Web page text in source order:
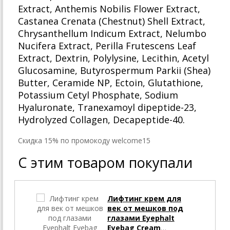
Extract, Anthemis Nobilis Flower Extract,
Castanea Crenata (Chestnut) Shell Extract,
Chrysanthellum Indicum Extract, Nelumbo
Nucifera Extract, Perilla Frutescens Leaf
Extract, Dextrin, Polylysine, Lecithin, Acetyl
Glucosamine, Butyrospermum Parkii (Shea)
Butter, Ceramide NP, Ectoin, Glutathione,
Potassium Cetyl Phosphate, Sodium
Hyaluronate, Tranexamoyl dipeptide-23,
Hydrolyzed Collagen, Decapeptide-40.
Cкидка 15% по промокоду welcome15
С этим товаром покупали
Лифтинг крем для
век от мешков под
глазами Eyephalt
Eyebag Cream